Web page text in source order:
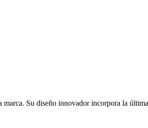
Su diseño innovador incorpora la